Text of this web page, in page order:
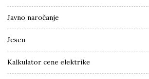
Javno naročanje
Jesen
Kalkulator cene elektrike